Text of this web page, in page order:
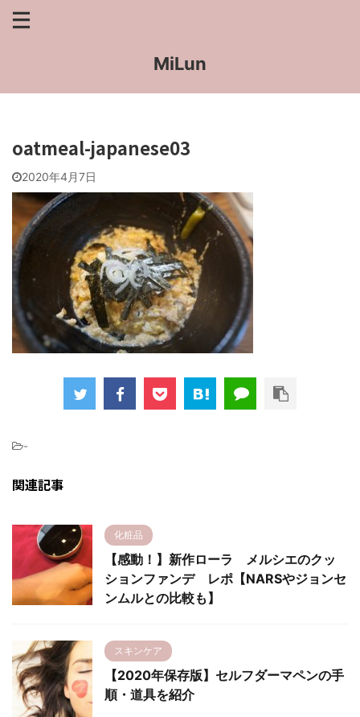
MiLun
oatmeal-japanese03
2020年4月7日
-
関連記事
化粧品
【感動！】新作ローラ メルシエのクッ
ションファンデ レポ【NARSやジョンセ
ンムルとの比較も】
スキンケア
【2020年保存版】セルフダーマペンの手
順・道具を紹介